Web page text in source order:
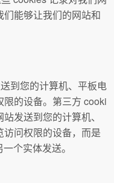
能够让我们的网站和
到您的计算机、平板电
的设备。第三方 cooki
发送到您的计算机、
问权限的设备，而是
个实体发送。